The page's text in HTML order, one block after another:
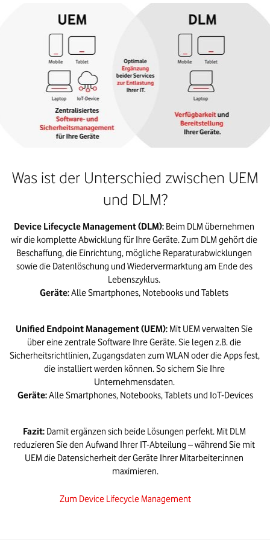
Was ist der Unterschied zwischen UEM
und DLM?
Device Lifecycle Management (DLM): Beim DLM übernehmen
wir die komplette Abwicklung für Ihre Geräte. Zum DLM gehört die
Beschaffung, die Einrichtung, mögliche Reparaturabwicklungen
sowie die Datenlöschung und Wiedervermarktung am Ende des
Geräte: Alle Smartphones, Notebooks und Tablets
Unified Endpoint Management (UEM): Mit UEM verwalten Sie
über eine zentrale Software Ihre Geräte. Sie legen z.B. die
Sicherheitsrichtlinien, Zugangsdaten zum WLAN oder die Apps fest,
die installiert werden können. So sichern Sie Ihre
Geräte: Alle Smartphones, Notebooks, Tablets und IoT-Devices
Fazit: Damit ergänzen sich beide Lösungen perfekt. Mit DLM
reduzieren Sie den Aufwand Ihrer IT-Abteilung – während Sie mit
UEM die Datensicherheit der Geräte Ihrer Mitarbeiter:innen
maximieren.
Zum Device Lifecycle Management